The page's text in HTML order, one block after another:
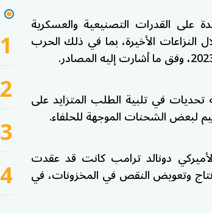
القدرات التصنيعية والعسكرية
النزاعات الأخيرة، بما في ذلك الحرب
تحديات في تلبية الطلب المتزايد على
لبعض الشحنات الموجهة للحلفاء.
دونالد ترامب كانت قد عقدت
وتعويض النقص في المخزونات، في
1
2
3
4